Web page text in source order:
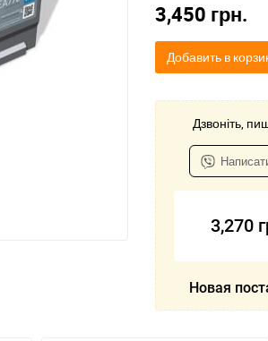
3,450 грн.
Добавить в
Дзвоніть,
3,270
Новая